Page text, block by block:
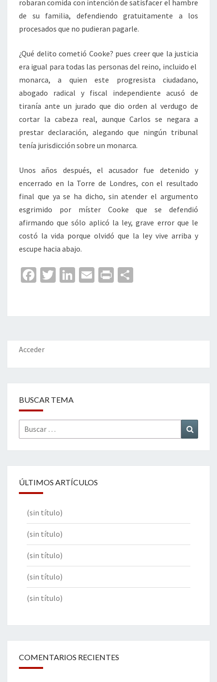
robaran comida con intención de satisfacer el hambre
de su familia, defendiendo gratuitamente a los
procesados que no pudieran pagarle.
¿Qué delito cometió Cooke? pues creer que la justicia
era igual para todas las personas del reino, incluido el
monarca, a quien este progresista ciudadano,
abogado radical y fiscal independiente acusó de
tiranía ante un jurado que dio orden al verdugo de
cortar la cabeza real, aunque Carlos se negara a
prestar declaración, alegando que ningún tribunal
tenía jurisdicción sobre un monarca.
Unos años después, el acusador fue detenido y
encerrado en la Torre de Londres, con el resultado
final que ya se ha dicho, sin atender el argumento
esgrimido por míster Cooke que se defendió
afirmando que sólo aplicó la ley, grave error que le
costó la vida porque olvidó que la ley vive arriba y
escupe hacia abajo.
Fa
o
o
k
T
er
Li
dI
n
E
l
Pr
p
ar
Acceder
BUSCAR TEMA
Buscar
por:
ÚLTIMOS ARTÍCULOS
(sin título)
(sin título)
(sin título)
(sin título)
(sin título)
COMENTARIOS RECIENTES